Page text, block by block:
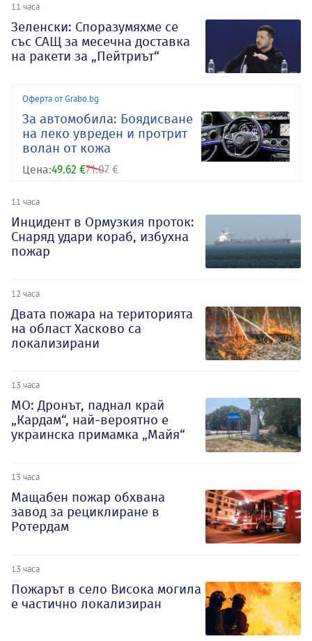
11 часа
Зеленски: Споразумяхме се
със САЩ за месечна доставка
на ракети за „Пейтриът“
Оферта от Grabo.bg
За автомобила: Боядисване
на леко увреден и протрит
волан от кожа
Цена:49.62 €71.07 €
11 часа
Инцидент в Ормузкия проток:
Снаряд удари кораб, избухна
пожар
12 часа
Двата пожара на територията
на област Хасково са
локализирани
13 часа
МО: Дронът, паднал край
„Кардам“, най-вероятно е
украинска примамка „Майя“
13 часа
Мащабен пожар обхвана
завод за рециклиране в
Ротердам
13 часа
Пожарът в село Висока могила
е частично локализиран